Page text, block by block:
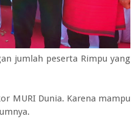
jumlah peserta Rimpu yang
MURI Dunia. Karena mampu